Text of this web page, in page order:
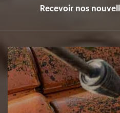
Recevoir nos